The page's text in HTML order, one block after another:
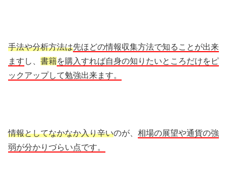
手法や分析方法は先ほどの情報収集方法で知ることが出来
ます し、 書籍を購入すれば自身の知りたいところだけをピ
ックアップして勉強出来ます。
情報としてなかなか入り辛いのが、 相場の展望や通貨の強
弱が分かりづらい点です。